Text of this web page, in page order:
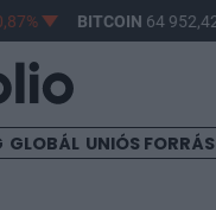
BITCOIN64 952,42
GLOBÁL UNIÓS